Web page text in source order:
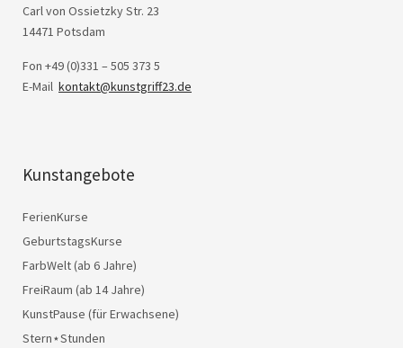
Carl von Ossietzky Str. 23
14471 Potsdam
Fon +49 (0)331 – 505 373 5
E-Mail kontakt@kunstgriff23.de
Kunstangebote
FerienKurse
GeburtstagsKurse
FarbWelt (ab 6 Jahre)
FreiRaum (ab 14 Jahre)
KunstPause (für Erwachsene)
Stern⋆Stunden